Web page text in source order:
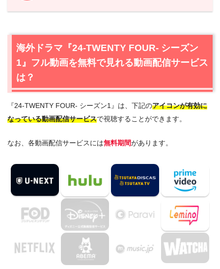
1.海外ドラマ『24-TWENTY FOUR- シーズン1』フル動画
聴はU-NEXTが一番おすすめ
1.2 海外ドラマ『24-TWENTY FOUR- シーズン1』を動画配
2.『24-TWENTY FOUR- シーズン1』作品情報
2.1 『24-TWENTY FOUR- シーズン1』あらすじ
2.2『24-TWENTY FOUR- シーズン1』キャスト・登場人物
2.4『24-TWENTY FOUR- シーズン1』は日本語吹替版も
『24-TWENTY FOUR- シーズン1』関連書籍も読みた
い方へ
『24-TWENTY FOUR- シーズン1』を見たい人におすす
めの関連作品
海外ドラマ『24-TWENTY FOUR- シーズン1』の動画は
DailymotionやPandoraではなく、配信サービスで安全に
海外ドラマ『24-TWENTY FOUR- シーズン
1』フル動画を無料で見れる動画配信サービス
は？
『24-TWENTY FOUR- シーズン1』は、下記のアイコンが有効に
なっている動画配信サービスで視聴することができます。
なお、各動画配信サービスには無料期間があります。